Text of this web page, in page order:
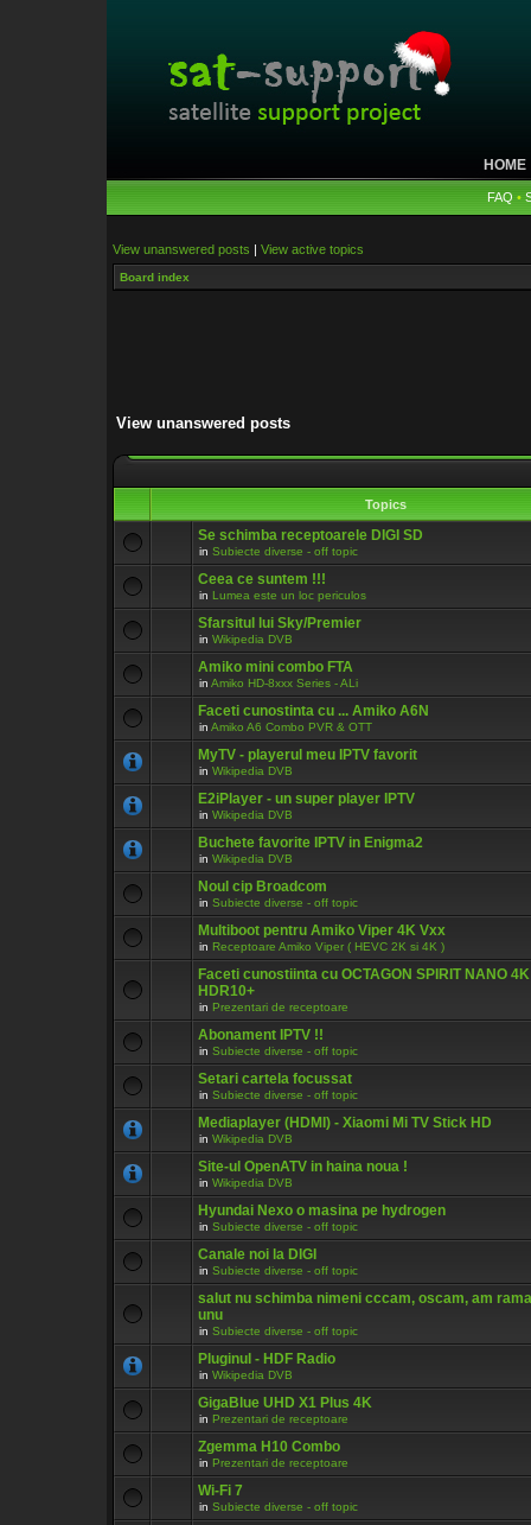
HOME
FAQ •
View unanswered posts | View active topics
Board index
View unanswered posts
Topics
Se schimba receptoarele DIGI SD
in Subiecte diverse - off topic
Ceea ce suntem !!!
in Lumea este un loc periculos
Sfarsitul lui Sky/Premier
in Wikipedia DVB
Amiko mini combo FTA
in Amiko HD-8xxx Series - ALi
Faceti cunostinta cu ... Amiko A6N
in Amiko A6 Combo PVR & OTT
MyTV - playerul meu IPTV favorit
in Wikipedia DVB
E2iPlayer - un super player IPTV
in Wikipedia DVB
Buchete favorite IPTV in Enigma2
in Wikipedia DVB
Noul cip Broadcom
in Subiecte diverse - off topic
Multiboot pentru Amiko Viper 4K Vxx
in Receptoare Amiko Viper ( HEVC 2K si 4K )
Faceti cunostiinta cu OCTAGON SPIRIT NANO
HDR10+
in Prezentari de receptoare
Abonament IPTV !!
in Subiecte diverse - off topic
Setari cartela focussat
in Subiecte diverse - off topic
Mediaplayer (HDMI) - Xiaomi Mi TV Stick HD
in Wikipedia DVB
Site-ul OpenATV in haina noua !
in Wikipedia DVB
Hyundai Nexo o masina pe hydrogen
in Subiecte diverse - off topic
Canale noi la DIGI
in Subiecte diverse - off topic
salut nu schimba nimeni cccam, oscam, am
unu
in Subiecte diverse - off topic
Pluginul - HDF Radio
in Wikipedia DVB
GigaBlue UHD X1 Plus 4K
in Prezentari de receptoare
Zgemma H10 Combo
in Prezentari de receptoare
Wi-Fi 7
in Subiecte diverse - off topic